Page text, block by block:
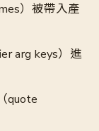
）被帶入產
arg keys）進
quote